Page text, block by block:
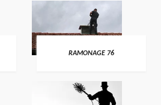
RAMONAGE 76